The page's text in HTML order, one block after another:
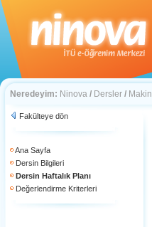
Neredeyim: Ninova / Dersler /
Fakülteye dön
Ana Sayfa
Dersin Bilgileri
Dersin Haftalık Planı
Değerlendirme Kriterleri